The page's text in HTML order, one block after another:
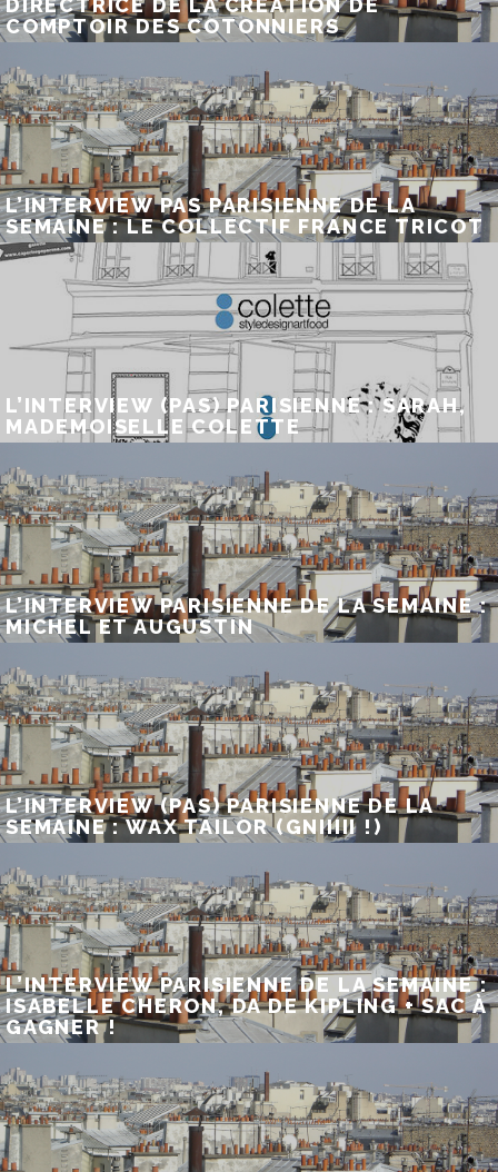
DIRECTRICE DE LA CRÉATION DE
COMPTOIR DES COTONNIERS
L’INTERVIEW PAS PARISIENNE DE LA
SEMAINE : LE COLLECTIF FRANCE TRICOT
L’INTERVIEW (PAS) PARISIENNE : SARAH,
MADEMOISELLE COLETTE
L’INTERVIEW PARISIENNE DE LA SEMAINE :
MICHEL ET AUGUSTIN
L’INTERVIEW (PAS) PARISIENNE DE LA
SEMAINE : WAX TAILOR (GNIIIII !)
L’INTERVIEW PARISIENNE DE LA SEMAINE :
ISABELLE CHERON, DA DE KIPLING + SAC À
GAGNER !